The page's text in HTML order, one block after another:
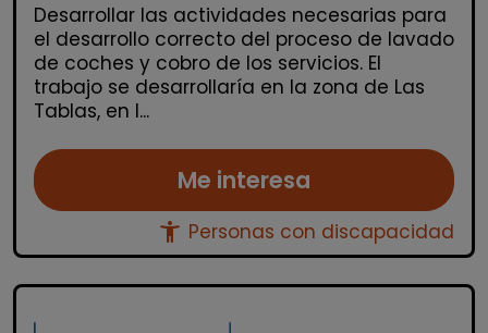
Desarrollar las actividades necesarias para
el desarrollo correcto del proceso de lavado
de coches y cobro de los servicios. El
trabajo se desarrollaría en la zona de Las
Tablas, en l...
Me interesa
accessibility_new Personas con discapacidad